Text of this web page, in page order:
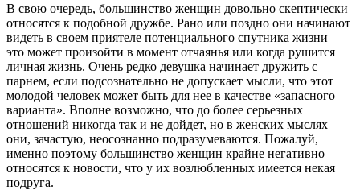
В свою очередь, большинство женщин довольно скептически
относятся к подобной дружбе. Рано или поздно они начинают
видеть в своем приятеле потенциального спутника жизни –
это может произойти в момент отчаянья или когда рушится
личная жизнь. Очень редко девушка начинает дружить с
парнем, если подсознательно не допускает мысли, что этот
молодой человек может быть для нее в качестве «запасного
варианта». Вполне возможно, что до более серьезных
отношений никогда так и не дойдет, но в женских мыслях
они, зачастую, неосознанно подразумеваются. Пожалуй,
именно поэтому большинство женщин крайне негативно
относятся к новости, что у их возлюбленных имеется некая
подруга.